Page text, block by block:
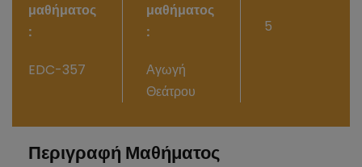
μαθήματος
:
EDC-357
μαθήματος
:
Αγωγή
Θεάτρου
5
Περιγραφή Μαθήματος